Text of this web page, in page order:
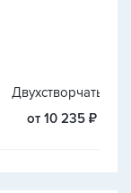
Двухстворчатые
от 10 235 ₽